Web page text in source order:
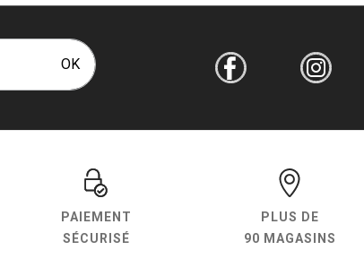
OK
PAIEMENT
SÉCURISÉ
PLUS DE
90 MAGASINS